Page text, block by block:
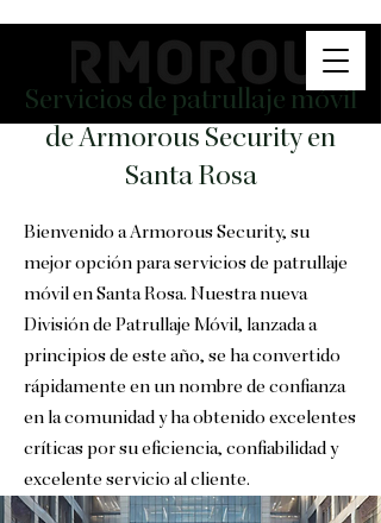
Servicios de patrullaje móvil
de Armorous Security en
Santa Rosa
Bienvenido a Armorous Security, su
mejor opción para servicios de patrullaje
móvil en Santa Rosa. Nuestra nueva
División de Patrullaje Móvil, lanzada a
principios de este año, se ha convertido
rápidamente en un nombre de confianza
en la comunidad y ha obtenido excelentes
críticas por su eficiencia, confiabilidad y
excelente servicio al cliente.